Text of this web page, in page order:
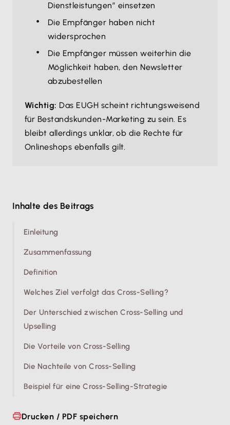
Dienstleistungen” einsetzen
Die Empfänger haben nicht
widersprochen
Die Empfänger müssen weiterhin die
Möglichkeit haben, den Newsletter
abzubestellen
Wichtig: Das EUGH scheint richtungsweisend
für Bestandskunden-Marketing zu sein. Es
bleibt allerdings unklar, ob die Rechte für
Onlineshops ebenfalls gilt.
Inhalte des Beitrags
Einleitung
Zusammenfassung
Definition
Welches Ziel verfolgt das Cross-Selling?
Der Unterschied zwischen Cross-Selling und
Upselling
Die Vorteile von Cross-Selling
Die Nachteile von Cross-Selling
Beispiel für eine Cross-Selling-Strategie
Drucken / PDF speichern